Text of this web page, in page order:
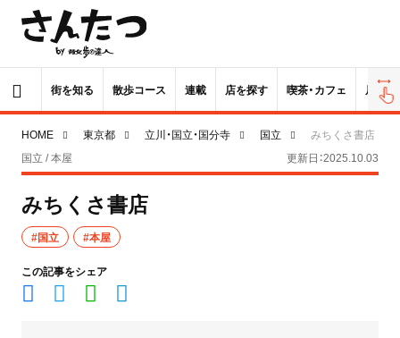
街を知る 散歩コース 連載 店を探す 喫茶・カフェ 居酒屋
HOME 東京都 立川・国立・国分寺 国立
みちくさ書店
国立 / 本屋
更新日：2025.10.03
みちくさ書店
#国立 #本屋
この記事をシェア